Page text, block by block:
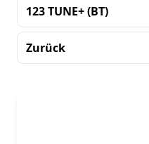
123 TUNE+ (BT)
Zurück